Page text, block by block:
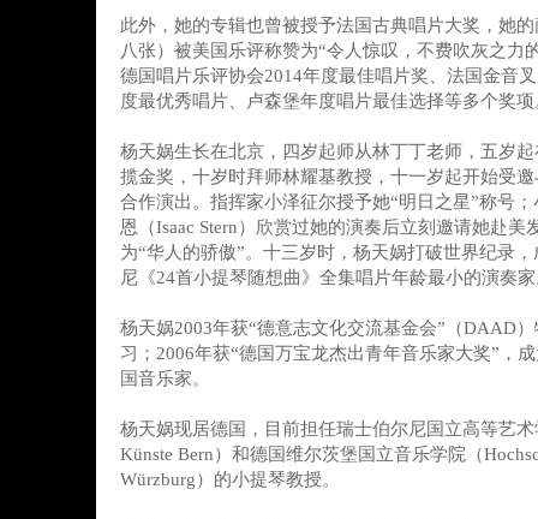
此外，她的专辑也曾被授予法国古典唱片大奖，她
八张）被美国乐评称赞为“令人惊叹，不费吹灰之力
德国唱片乐评协会2014年度最佳唱片奖、法国金音
度最优秀唱片、卢森堡年度唱片最佳选择等多个奖项
杨天娲生长在北京，四岁起师从林丁丁老师，五岁
揽金奖，十岁时拜师林耀基教授，十一岁起开始受
合作演出。指挥家小泽征尔授予她“明日之星”称号
恩（Isaac Stern）欣赏过她的演奏后立刻邀请她赴美
为“华人的骄傲”。十三岁时，杨天娲打破世界纪录
尼《24首小提琴随想曲》全集唱片年龄最小的演奏
杨天娲2003年获“德意志文化交流基金会”（DAAD
习；2006年获“德国万宝龙杰出青年音乐家大奖”，
国音乐家。
杨天娲现居德国，目前担任瑞士伯尔尼国立高等艺术
Künste Bern）和德国维尔茨堡国立音乐学院（
Würzburg）的小提琴教授。